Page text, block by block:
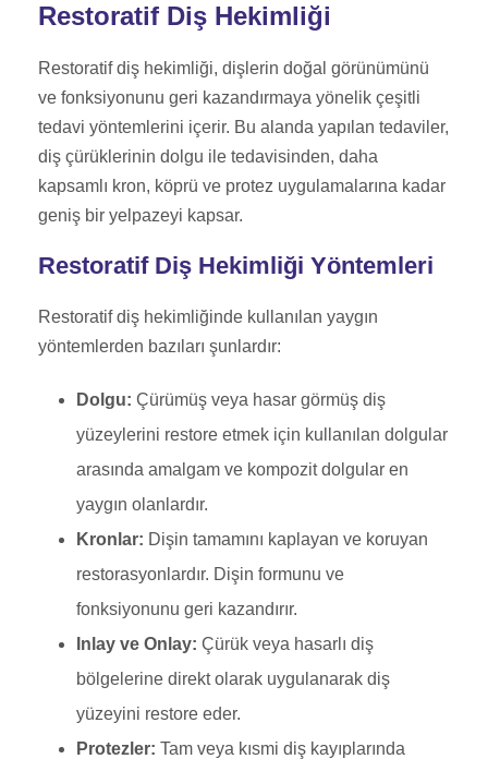
Restoratif Diş Hekimliği
Restoratif diş hekimliği, dişlerin doğal görünümünü
ve fonksiyonunu geri kazandırmaya yönelik çeşitli
tedavi yöntemlerini içerir. Bu alanda yapılan tedaviler,
diş çürüklerinin dolgu ile tedavisinden, daha
kapsamlı kron, köprü ve protez uygulamalarına kadar
geniş bir yelpazeyi kapsar.
Restoratif Diş Hekimliği Yöntemleri
Restoratif diş hekimliğinde kullanılan yaygın
yöntemlerden bazıları şunlardır:
Dolgu: Çürümüş veya hasar görmüş diş
yüzeylerini restore etmek için kullanılan dolgular
arasında amalgam ve kompozit dolgular en
yaygın olanlardır.
Kronlar: Dişin tamamını kaplayan ve koruyan
restorasyonlardır. Dişin formunu ve
fonksiyonunu geri kazandırır.
Inlay ve Onlay: Çürük veya hasarlı diş
bölgelerine direkt olarak uygulanarak diş
yüzeyini restore eder.
Protezler: Tam veya kısmi diş kayıplarında